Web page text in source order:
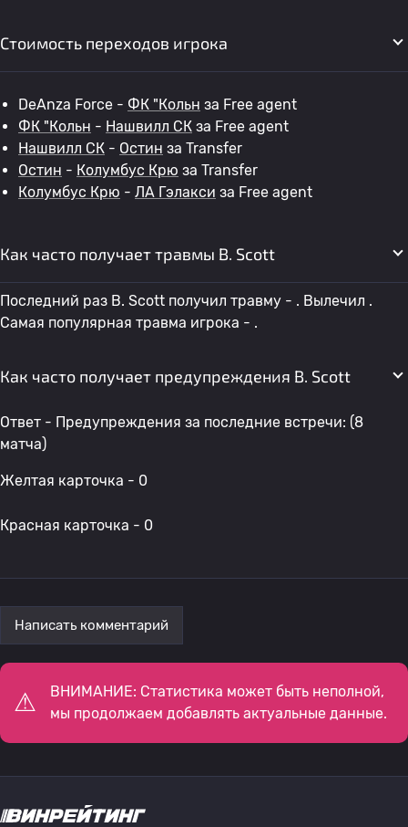
Стоимость переходов игрока
DeAnza Force - ФК "Кольн за Free agent
ФК "Кольн - Нашвилл СК за Free agent
Нашвилл СК - Остин за Transfer
Остин - Колумбус Крю за Transfer
Колумбус Крю - ЛА Гэлакси за Free agent
Как часто получает травмы B. Scott
Последний раз B. Scott получил травму - . Вылечил .
Самая популярная травма игрока - .
Как часто получает предупреждения B. Scott
Ответ - Предупреждения за последние встречи: (8
матча)
Желтая карточка - 0
Красная карточка - 0
Написать комментарий
ВНИМАНИЕ: Статистика может быть неполной,
мы продолжаем добавлять актуальные данные.